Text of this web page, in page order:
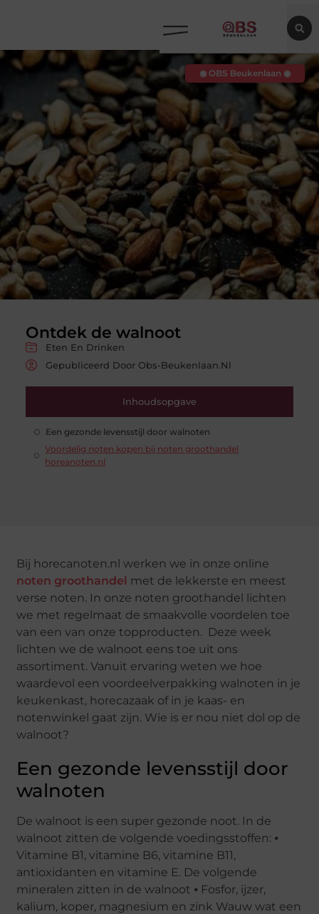
Ontdek de walnoot
Eten En Drinken
Gepubliceerd Door Obs-Beukenlaan.nl
Inhoudsopgave
Een gezonde levensstijl door walnoten
Voordelig noten kopen bij noten groothandel
horeanoten.nl
◉ OBS Beukenlaan ◉
Bij horecanoten.nl werken we in onze online
noten groothandel met de lekkerste en meest
verse noten. In onze noten groothandel lichten
we met regelmaat de smaakvolle voordelen toe
van een van onze topproducten. Deze week
lichten we de walnoot eens toe uit ons
assortiment. Vanuit ervaring weten we hoe
waardevol een voordeelverpakking walnoten in je
keukenkast, horecazaak of in je kaas- en
notenwinkel gaat zijn. Wie is er nou niet dol op de
walnoot?
Een gezonde levensstijl door
walnoten
De walnoot is een super gezonde noot. In de
walnoot zitten de volgende voedingsstoffen: ⦁
Vitamine B1, vitamine B6, vitamine B11,
antioxidanten en vitamine E. De volgende
mineralen zitten in de walnoot ⦁ Fosfor, ijzer,
kalium, koper, magnesium en zink Wauw wat een